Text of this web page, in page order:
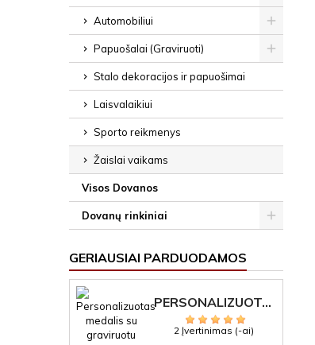
Automobiliui
Papuošalai (Graviruoti)
Stalo dekoracijos ir papuošimai
Laisvalaikiui
Sporto reikmenys
Žaislai vaikams
Visos Dovanos
Dovanų rinkiniai
GERIAUSIAI PARDUODAMOS
PERSONALIZUOTAS MEDALIS "1" SU GRAVIRUOTU TEKSTU
2 Įvertinimas (-ai)